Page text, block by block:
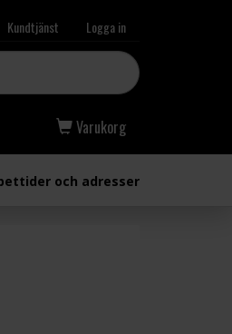
Kundtjänst Logga in
Varukorg
och adresser